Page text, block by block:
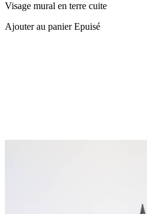
Visage mural en terre cuite
Ajouter au panierEpuisé